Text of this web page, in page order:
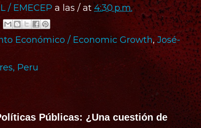
/ EMECEP a las / at 4:30 p.m.
Económico / Economic Growth,José-
Peru
Públicas: ¿Una cuestión de